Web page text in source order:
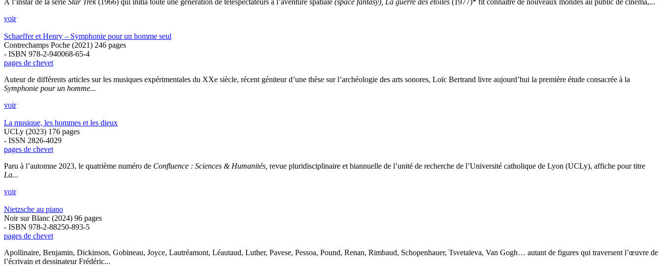
voir
Schaeffer et Henry – Symphonie pour un homme seul
Contrechamps Poche (2021) 246 pages
- ISBN 978-2-940068-65-4
pages de chevet
Auteur de différents articles sur les musiques expérimentales du XXe siècle, récent géniteur d’une thèse sur l’archéologie des arts sonores, Loïc Bertrand livre aujourd’hui la première étude consacrée à la
Symphonie pour un homme...
voir
La musique, les hommes et les dieux
UCLy (2023) 176 pages
- ISSN 2826-4029
pages de chevet
Paru à l’automne 2023, le quatrième numéro de Confluence : Sciences & Humanités, revue pluridisciplinaire et biannuelle de l’unité de recherche de l’Université catholique de Lyon (UCLy), affiche pour titre
La...
voir
Nietzsche au piano
Noir sur Blanc (2024) 96 pages
- ISBN 978-2-88250-893-5
pages de chevet
Apollinaire, Benjamin, Dickinson, Gobineau, Joyce, Lautréamont, Léautaud, Luther, Pavese, Pessoa, Pound, Renan, Rimbaud, Schopenhauer, Tsvetaïeva, Van Gogh… autant de figures qui traversent l’œuvre de
l’écrivain et dessinateur Frédéric...